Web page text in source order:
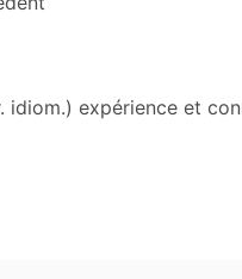
idiom.) expérience et